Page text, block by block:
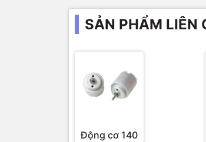
SẢN PHẨM LIÊN
Động cơ 140